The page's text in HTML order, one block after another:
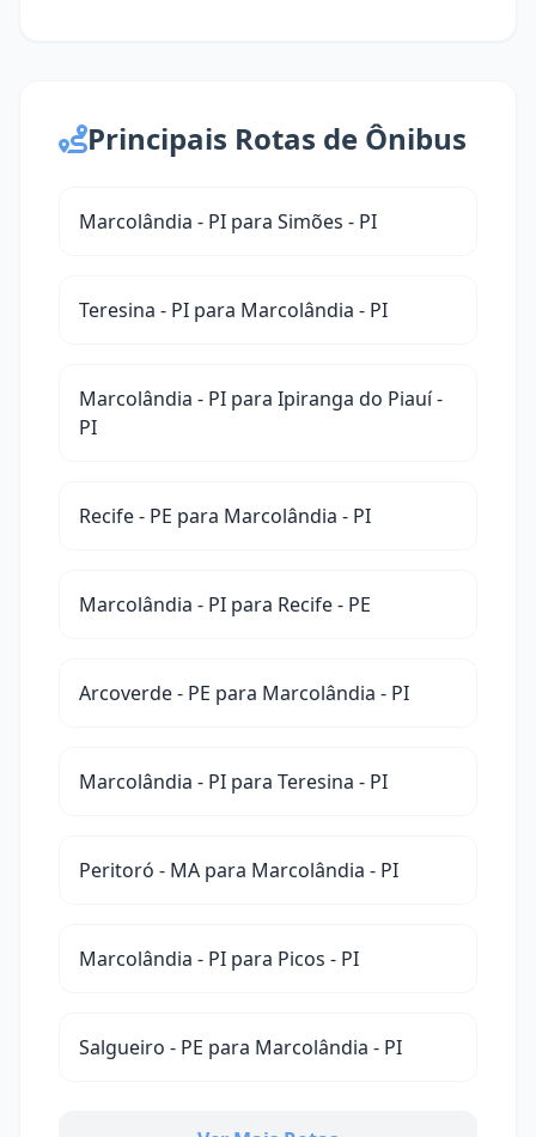
Principais Rotas de Ônibus
Marcolândia - PI para Simões - PI
Teresina - PI para Marcolândia - PI
Marcolândia - PI para Ipiranga do Piauí -
PI
Recife - PE para Marcolândia - PI
Marcolândia - PI para Recife - PE
Arcoverde - PE para Marcolândia - PI
Marcolândia - PI para Teresina - PI
Peritoró - MA para Marcolândia - PI
Marcolândia - PI para Picos - PI
Salgueiro - PE para Marcolândia - PI